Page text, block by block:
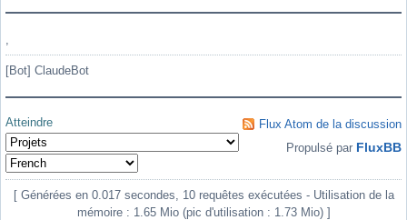
[Bot] ClaudeBot
Atteindre
Flux Atom de la discussion
Propulsé par FluxBB
[ Générées en 0.017 secondes, 10 requêtes exécutées - Utilisation de la
mémoire : 1.65 Mio (pic d'utilisation : 1.73 Mio) ]